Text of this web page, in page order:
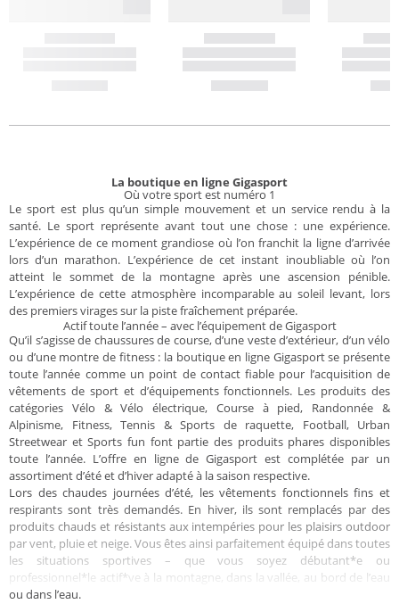
La boutique en ligne Gigasport
Où votre sport est numéro 1
Le sport est plus qu’un simple mouvement et un service rendu à la
santé. Le sport représente avant tout une chose : une expérience.
L’expérience de ce moment grandiose où l’on franchit la ligne d’arrivée
lors d’un marathon. L’expérience de cet instant inoubliable où l’on
atteint le sommet de la montagne après une ascension pénible.
L’expérience de cette atmosphère incomparable au soleil levant, lors
des premiers virages sur la piste fraîchement préparée.
Actif toute l’année – avec l’équipement de Gigasport
Qu’il s’agisse de chaussures de course, d’une veste d’extérieur, d’un vélo
ou d’une montre de fitness : la boutique en ligne Gigasport se présente
toute l’année comme un point de contact fiable pour l’acquisition de
vêtements de sport et d’équipements fonctionnels. Les produits des
catégories Vélo & Vélo électrique, Course à pied, Randonnée &
Alpinisme, Fitness, Tennis & Sports de raquette, Football, Urban
Streetwear et Sports fun font partie des produits phares disponibles
toute l’année. L’offre en ligne de Gigasport est complétée par un
assortiment d’été et d’hiver adapté à la saison respective.
Lors des chaudes journées d’été, les vêtements fonctionnels fins et
respirants sont très demandés. En hiver, ils sont remplacés par des
produits chauds et résistants aux intempéries pour les plaisirs outdoor
par vent, pluie et neige. Vous êtes ainsi parfaitement équipé dans toutes
les situations sportives – que vous soyez débutant*e ou
professionnel*le actif*ve à la montagne, dans la vallée, au bord de l’eau
ou dans l’eau.